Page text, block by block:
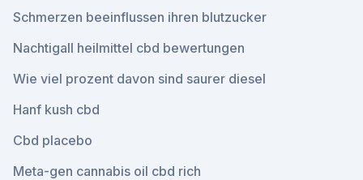
Schmerzen beeinflussen ihren blutzucker
Nachtigall heilmittel cbd bewertungen
Wie viel prozent davon sind saurer diesel
Hanf kush cbd
Cbd placebo
Meta-gen cannabis oil cbd rich